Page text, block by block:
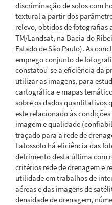
discriminação de solos com
textural a partir dos
relevo, obtidos de fotografias
TM/Landsat, na Bacia do
Estado de São Paulo). As
emprego conjunto de
constatou-se a eficiência da
utilizar as imagens, para
cartográfica e mapas
sobre os dados quantitativos
este relacionado às
imagem e qualidade
traçado para a rede de
Latossolo há eficiência das
detrimento desta última com
critérios rede de drenagem e
utilidade em trabalhos de
aéreas e das imagens de
densidade de drenagem,